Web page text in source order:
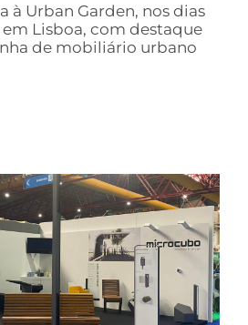
à Urban Garden, nos dias
em Lisboa, com destaque
de mobiliário urbano